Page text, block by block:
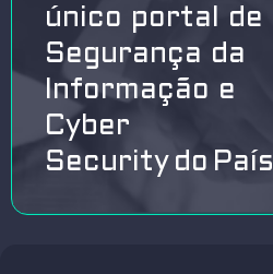
único portal de
Segurança da
Informação e
Cyber
Security do País